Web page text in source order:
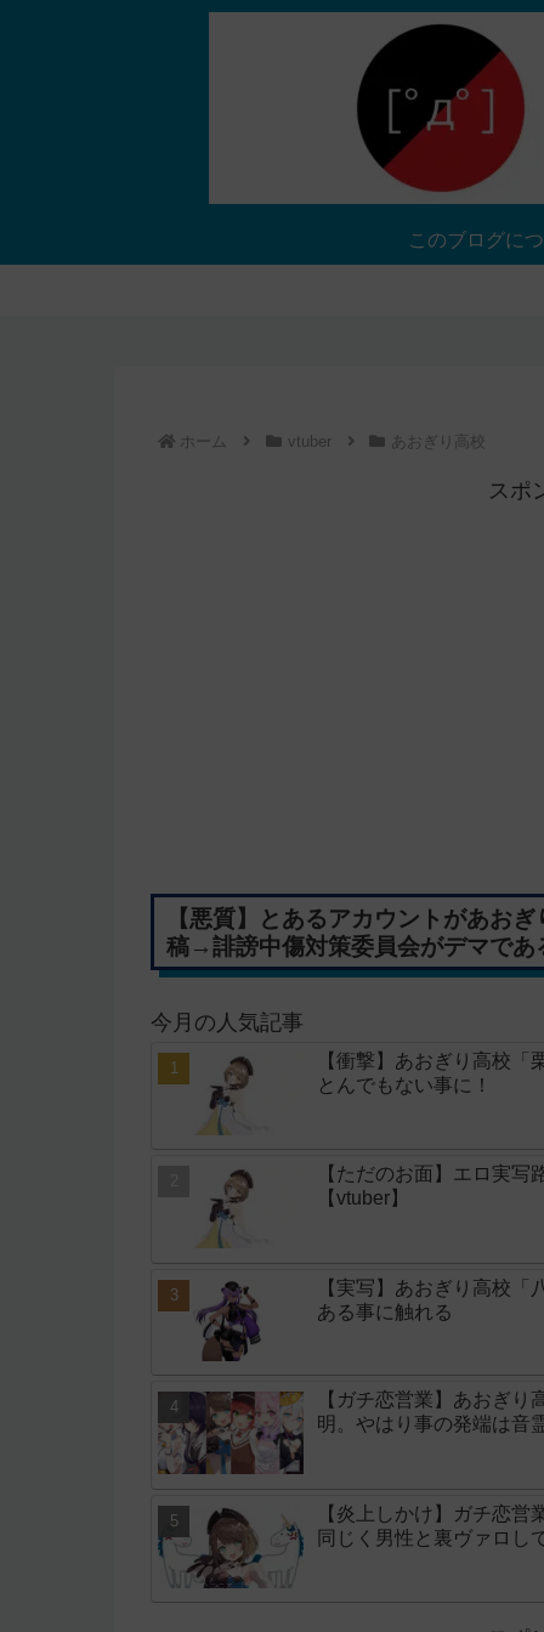
このブログに
ホーム vtuber あおぎり高校
スポ
【悪質】とあるアカウントがあお
稿→誹謗中傷対策委員会がデマであ
今月の人気記事
【衝撃】あおぎり高校
とんでもない事に！
【ただのお面】エロ実
【vtuber】
【実写】あおぎり高校
ある事に触れる
【ガチ恋営業】あおぎ
明。やはり事の発端は音
【炎上しかけ】ガチ恋
同じく男性と裏ヴァロし